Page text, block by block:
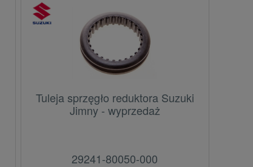
Tuleja sprzęgło reduktora Suzuki
Jimny - wyprzedaż
29241-80050-000